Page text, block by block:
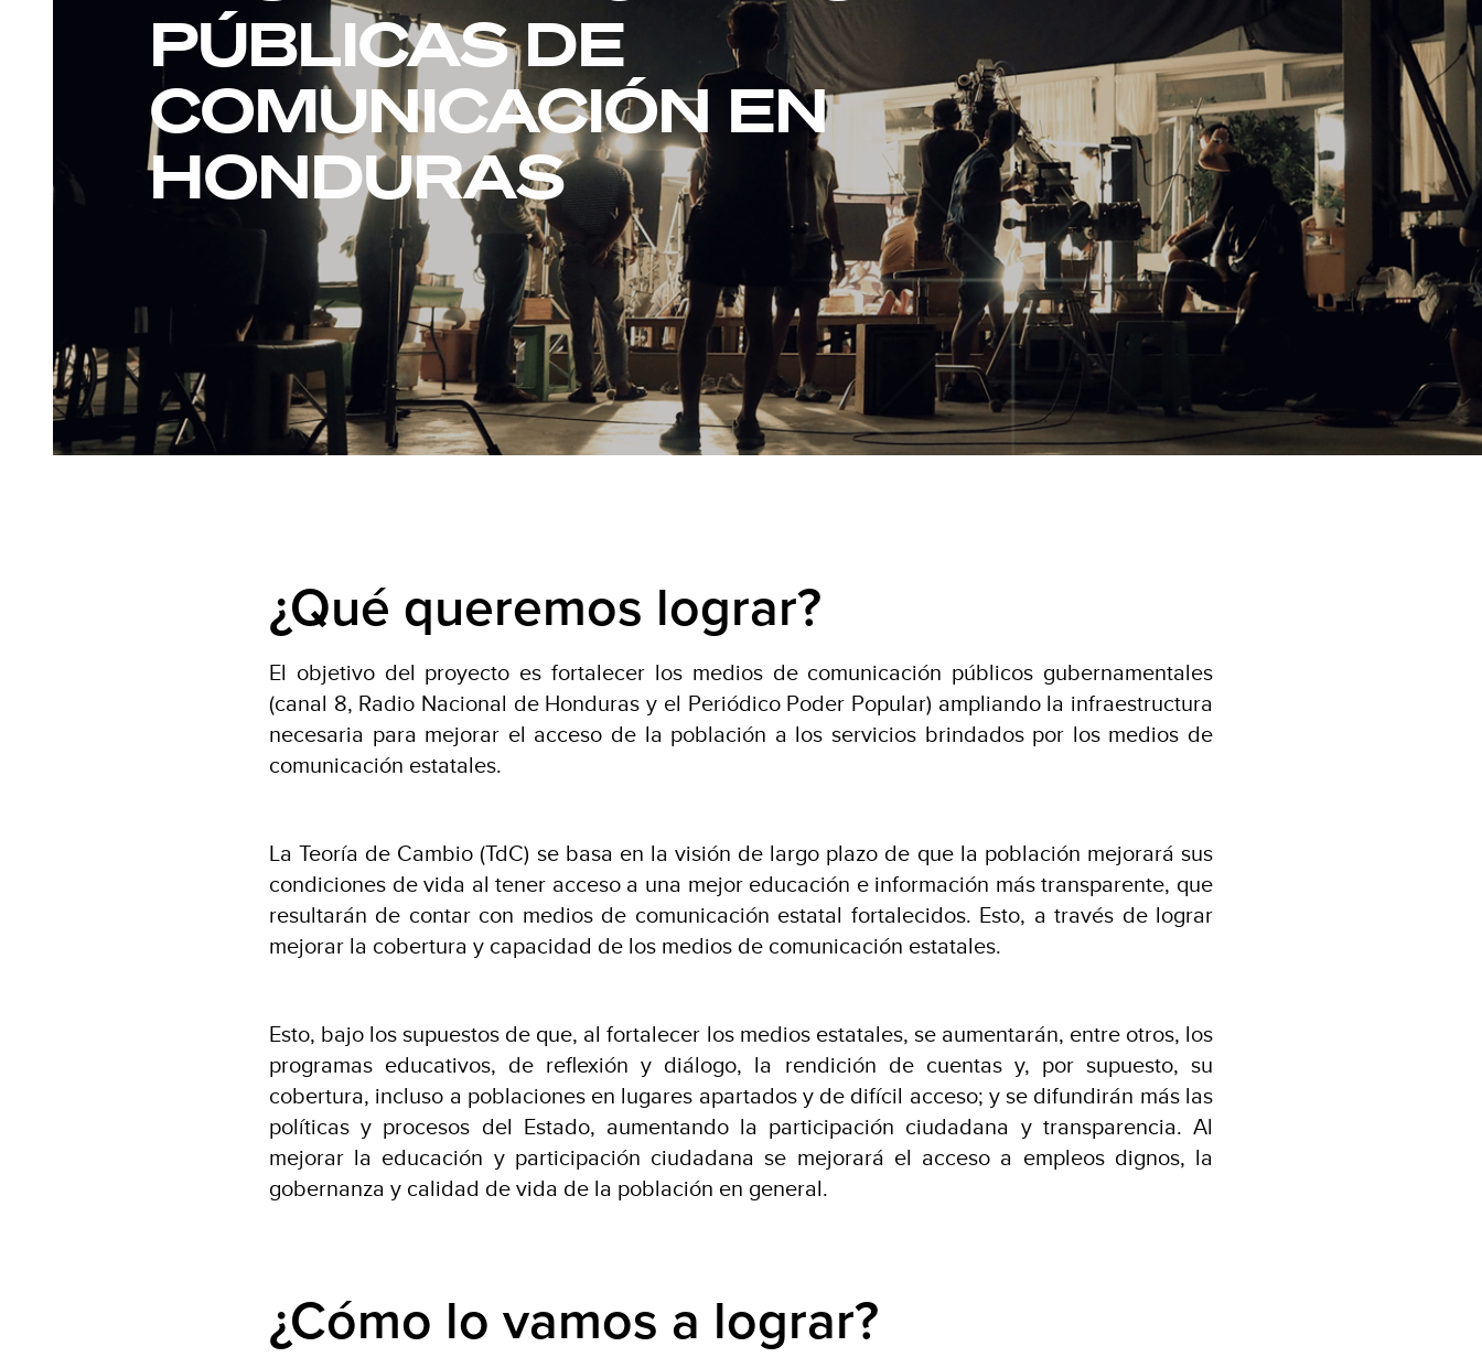
PÚBLICAS DE
COMUNICACIÓN EN
HONDURAS
¿Qué queremos lograr?
El objetivo del proyecto es fortalecer los medios de comunicación públicos gubernamentales
(canal 8, Radio Nacional de Honduras y el Periódico Poder Popular) ampliando la infraestructura
necesaria para mejorar el acceso de la población a los servicios brindados por los medios de
comunicación estatales.
La Teoría de Cambio (TdC) se basa en la visión de largo plazo de que la población mejorará sus
condiciones de vida al tener acceso a una mejor educación e información más transparente, que
resultarán de contar con medios de comunicación estatal fortalecidos. Esto, a través de lograr
mejorar la cobertura y capacidad de los medios de comunicación estatales.
Esto, bajo los supuestos de que, al fortalecer los medios estatales, se aumentarán, entre otros, los
programas educativos, de reflexión y diálogo, la rendición de cuentas y, por supuesto, su
cobertura, incluso a poblaciones en lugares apartados y de difícil acceso; y se difundirán más las
políticas y procesos del Estado, aumentando la participación ciudadana y transparencia. Al
mejorar la educación y participación ciudadana se mejorará el acceso a empleos dignos, la
gobernanza y calidad de vida de la población en general.
¿Cómo lo vamos a lograr?